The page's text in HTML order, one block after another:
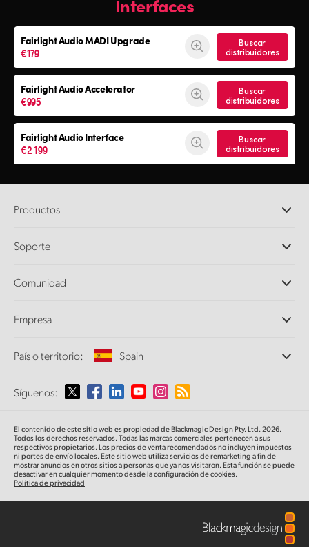
Interfaces
Fairlight AudioMADI Upgrade
€179
Buscar
distribuidores
Fairlight Audio Accelerator
€995
Buscar
distribuidores
Fairlight Audio Interface
€2 199
Buscar
distribuidores
Productos
DaVinci Resolve y Fusion
Ultimatte
Captura y reproducción
Conversión de formatos
Supervisión
Almacenamiento en redes
Direccionamiento y distribución
Transmisión y codificación
Soporte
Centro de soporte técnico
Comunidad
Empresa
Perfil empresarial
Medios
País o territorio: Spain
Selecciona un país o territorio
Australia
Austria
Síguenos:
El contenido de este sitio web es propiedad de Blackmagic Design Pty. Ltd. 2026.
Todos los derechos reservados. Todas las marcas comerciales pertenecen a sus
respectivos propietarios. Los precios de venta recomendados no incluyen impuestos
ni portes de envío locales. Este sitio web utiliza servicios de remarketing a fin de
mostrar anuncios en otros sitios a personas que ya nos visitaron. Esta función se puede
desactivar en cualquier momento desde la configuración de cookies.
Política de privacidad